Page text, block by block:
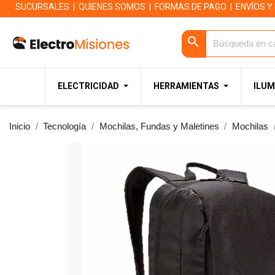
SUCURSALES QUIENES SOMOS FORMAS DE PAGO ENVÍOS
search
ELECTRICIDAD HERRAMIENTAS
Inicio Tecnología Mochilas, Fundas y Maletines Mochilas